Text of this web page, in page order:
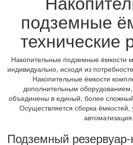
подземные
технические
Накопительные подземные ёмкости
индивидуально, исходя из
Накопительные ёмкости
дополнительным оборудованием,
объединены в единый, более
Осуществляется сборка ёмкостей,
автоматизация.
Подземный резервуар-